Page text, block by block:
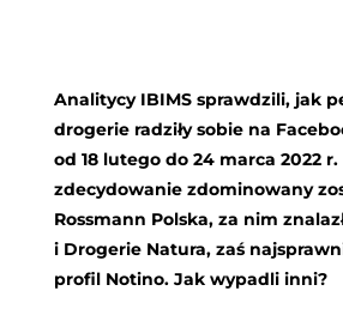
Analitycy IBIMS sprawdzili, jak
drogerie radziły sobie na
od 18 lutego do 24 marca 2022
zdecydowanie zdominowany
Rossmann Polska, za nim
i Drogerie Natura, zaś
profil Notino. Jak wypadli inni?